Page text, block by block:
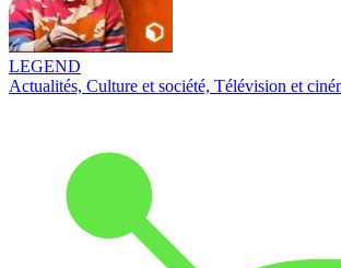
LEGEND
Actualités, Culture et société, Télévision et